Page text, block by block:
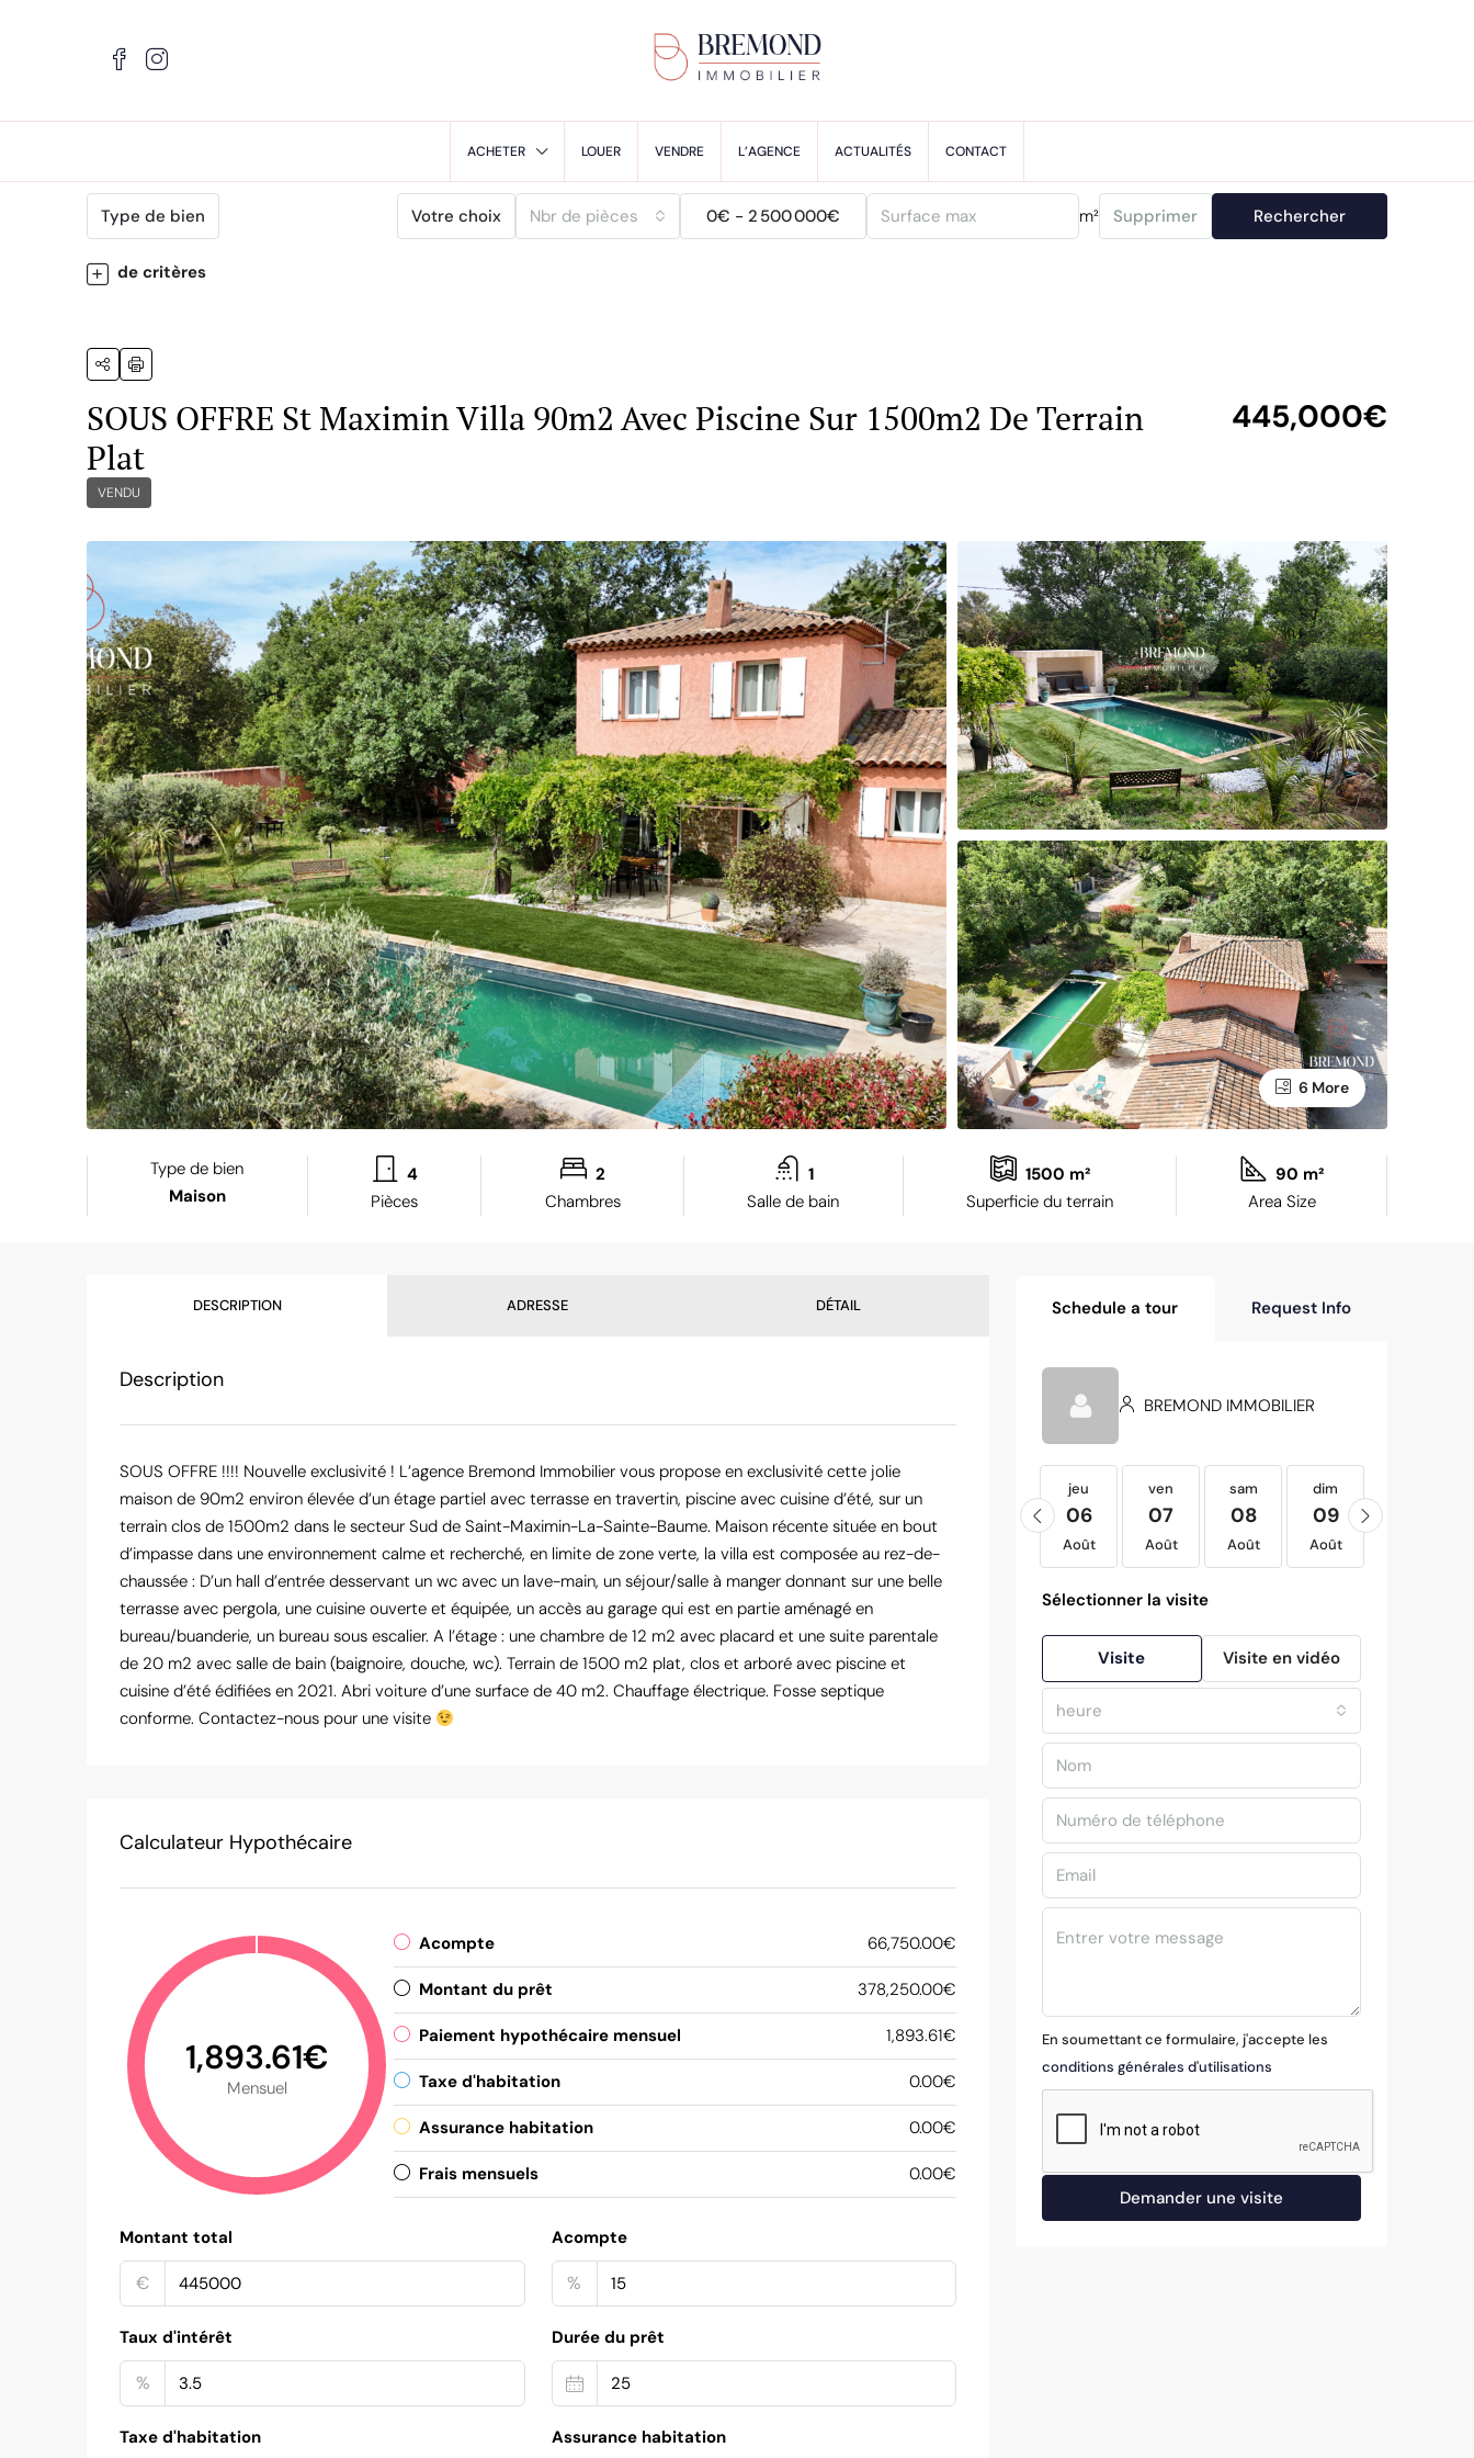
ACHETER LOUER VENDRE L’AGENCE ACTUALITÉS CONTACT
Type de bien Votre choix Nbr de pièces 0€ - 2 500 000€ m² Supprimer Rechercher
de critères
SOUS OFFRE St Maximin Villa 90m2 Avec Piscine Sur 1500m2 De Terrain
Plat
VENDU
445,000€
6 More
Type de bien
Maison
4
Pièces
2
Chambres
1
Salle de bain
1500 m²
Superficie du terrain
90 m²
Area Size
DESCRIPTION ADRESSE DÉTAIL
Description
SOUS OFFRE !!!! Nouvelle exclusivité ! L’agence Bremond Immobilier vous propose en exclusivité cette jolie
maison de 90m2 environ élevée d’un étage partiel avec terrasse en travertin, piscine avec cuisine d’été, sur un
terrain clos de 1500m2 dans le secteur Sud de Saint-Maximin-La-Sainte-Baume. Maison récente située en bout
d’impasse dans une environnement calme et recherché, en limite de zone verte, la villa est composée au rez-de-
chaussée : D’un hall d’entrée desservant un wc avec un lave-main, un séjour/salle à manger donnant sur une belle
terrasse avec pergola, une cuisine ouverte et équipée, un accès au garage qui est en partie aménagé en
bureau/buanderie, un bureau sous escalier. A l’étage : une chambre de 12 m2 avec placard et une suite parentale
de 20 m2 avec salle de bain (baignoire, douche, wc). Terrain de 1500 m2 plat, clos et arboré avec piscine et
cuisine d’été édifiées en 2021. Abri voiture d’une surface de 40 m2. Chauffage électrique. Fosse septique
conforme. Contactez-nous pour une visite
Calculateur Hypothécaire
1,893.61€
Mensuel
Acompte 66,750.00€
Montant du prêt 378,250.00€
Paiement hypothécaire mensuel 1,893.61€
Taxe d'habitation 0.00€
Assurance habitation 0.00€
Frais mensuels 0.00€
Montant total
€
Acompte
%
Taux d'intérêt
%
Durée du prêt
Taxe d'habitation Assurance habitation
Schedule a tour Request Info
BREMOND IMMOBILIER
17
Août
mar
18
Août
19
Août
jeu
06
Août
ven
07
Août
sam
08
Août
dim
09
Août
Sélectionner la visite
Visite Visite en vidéo
heure
En soumettant ce formulaire, j'accepte les
conditions générales d'utilisations
Demander une visite